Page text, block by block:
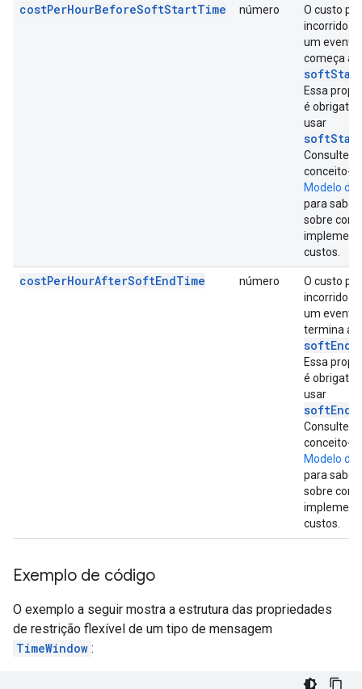
costPerHourBeforeSoftStartTime número
O custo
incorrido
um evento
começa
Essa
é
usar
Consulte o
conceito-
Modelo de
para saber
sobre
custos.
costPerHourAfterSoftEndTime número
O custo
incorrido
um evento
termina
Essa
é
usar
Consulte o
conceito-
Modelo de
para saber
sobre
custos.
Exemplo de código
O exemplo a seguir mostra a estrutura das propriedades
de restrição flexível de um tipo de mensagem
TimeWindow :